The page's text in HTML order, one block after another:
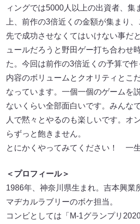
ィングでは5000人以上の出資者、集
上、前作の3倍近くの金額が集まり
先で成功させなくてはいけない事だ
ュールだろうと野田ゲー打ち合わせ
た。今回は前作の3倍近くの予算で作
内容のボリュームとクオリティとこ
なっています。一個一個のゲームを
ないくらい全部面白いです。みんな
人で黙々とやるのも楽しいです。オ
らずっと飽きません。
とにかくやってみてください！ 一生
＜プロフィール＞
1986年、神奈川県生まれ。吉本興業
マヂカルラブリーのボケ担当。
コンビとしては「M-1グランプリ